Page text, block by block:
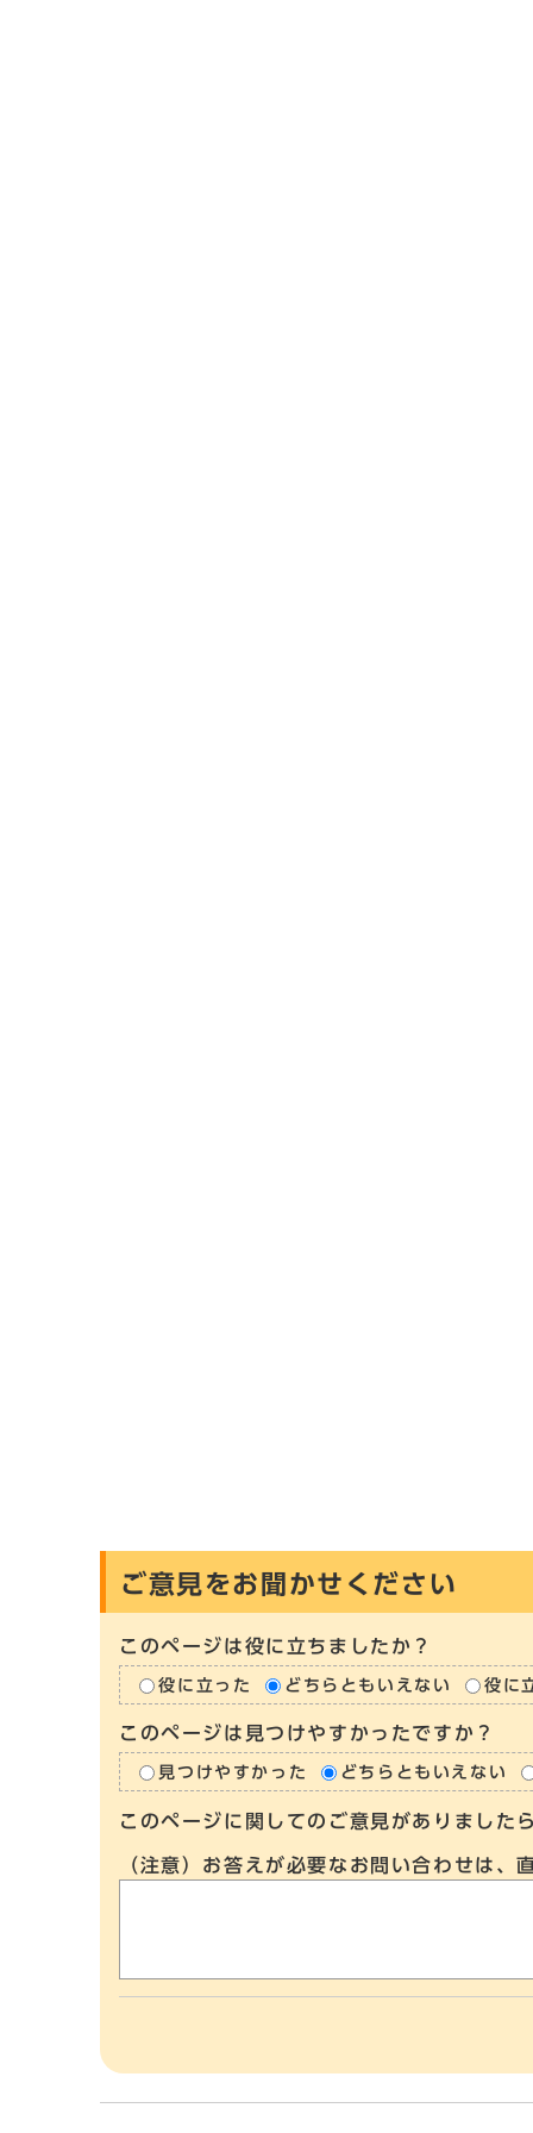
ご意見をお聞かせください
このページは役に立ちましたか？
役に立った どちらともいえない 役に
このページは見つけやすかったですか？
見つけやすかった どちらともいえない
このページに関してのご意見がありました
（注意）お答えが必要なお問い合わせは